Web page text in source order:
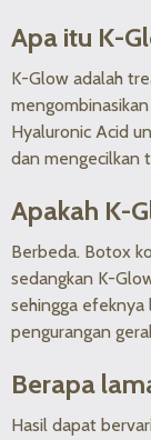
Apa itu K-
K-Glow adalah
Hyaluronic Acid
dan mengecilkan
Apakah K-
Berbeda. Botox
sedangkan K-
sehingga efeknya
pengurangan
Berapa
Hasil dapat